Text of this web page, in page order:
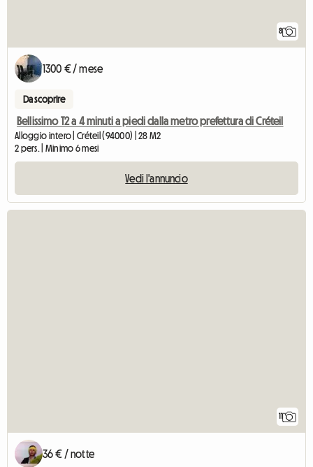
8
1300 € / mese
Da scoprire
Bellissimo T2 a 4 minuti a piedi dalla metro prefettura di Créteil
Alloggio intero | Créteil (94000) | 28 M2
2 pers. | Minimo 6 mesi
Vedi l'annuncio
11
36 € / notte